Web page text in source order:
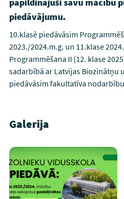
piedāvājumu.
10.klasē piedāvāsim
2023./2024.m.g. un 11.klase
Programmēšana II (12. klase
sadarbībā ar Latvijas Biozinātņu
piedāvāsim fakultatīva
Galerija